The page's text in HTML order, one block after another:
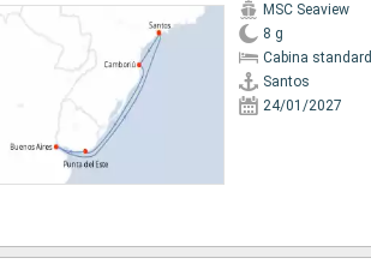
MSC Seaview
8 g
Cabina standard
Santos
24/01/2027